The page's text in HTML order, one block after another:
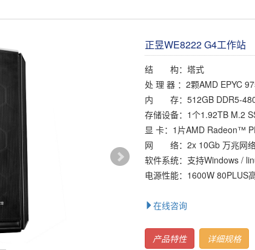
正昱WE8222 G4工作站
结 构：塔式
处 理 器 ：2颗AMD EPYC
内 存：512GB DDR5-
存储设备：1个1.92TB M.2
显 卡：1片AMD Radeon™
网 络：2x 10Gb 万兆网
软件系统：支持Windows /
电源性能：1600W 80PLUS
在线咨询
产品特性 详细规格